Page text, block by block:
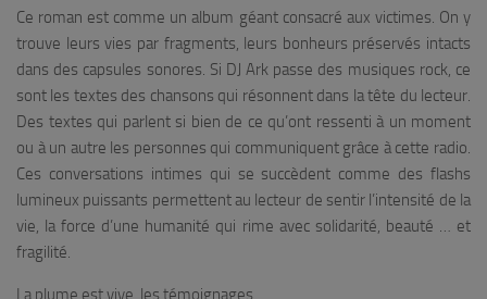
Ce roman est comme un album géant consacré aux victimes. On y
trouve leurs vies par fragments, leurs bonheurs préservés intacts
dans des capsules sonores. Si DJ Ark passe des musiques rock, ce
sont les textes des chansons qui résonnent dans la tête du lecteur.
Des textes qui parlent si bien de ce qu’ont ressenti à un moment
ou à un autre les personnes qui communiquent grâce à cette radio.
Ces conversations intimes qui se succèdent comme des flashs
lumineux puissants permettent au lecteur de sentir l’intensité de la
vie, la force d’une humanité qui rime avec solidarité, beauté … et
fragilité.
La plume est vive, les témoignages